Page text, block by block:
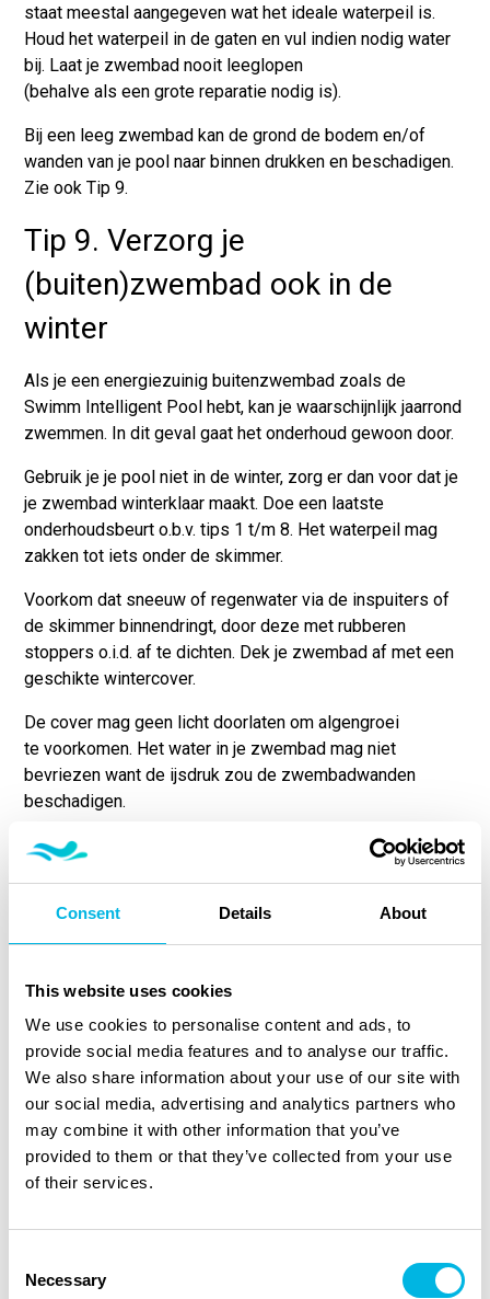
Consent Details About
This website uses cookies
We use cookies to personalise content and ads, to
provide social media features and to analyse our traffic.
We also share information about your use of our site with
our social media, advertising and analytics partners who
may combine it with other information that you’ve
provided to them or that they’ve collected from your use
of their services.
Selection
Necessary
staat meestal aangegeven wat het ideale waterpeil is.
Houd het waterpeil in de gaten en vul indien nodig water
bij. Laat je zwembad nooit leeglopen
(behalve als een grote reparatie nodig is).
Bij een leeg zwembad kan de grond de bodem en/of
wanden van je pool naar binnen drukken en beschadigen.
Zie ook Tip 9.
Tip 9. Verzorg je
(buiten)zwembad ook in de
winter
Als je een energiezuinig buitenzwembad zoals de
Swimm Intelligent Pool hebt, kan je waarschijnlijk jaarrond
zwemmen. In dit geval gaat het onderhoud gewoon door.
Gebruik je je pool niet in de winter, zorg er dan voor dat je
je zwembad winterklaar maakt. Doe een laatste
onderhoudsbeurt o.b.v. tips 1 t/m 8. Het waterpeil mag
zakken tot iets onder de skimmer.
Voorkom dat sneeuw of regenwater via de inspuiters of
de skimmer binnendringt, door deze met rubberen
stoppers o.i.d. af te dichten. Dek je zwembad af met een
geschikte wintercover.
De cover mag geen licht doorlaten om algengroei
te voorkomen. Het water in je zwembad mag niet
bevriezen want de ijsdruk zou de zwembadwanden
beschadigen.
Als je het water niet tot rond 10°C wilt blijven verwarmen,
gebruik je zogenaamde overwinteringsvlotters. Die zijn
dan ook de leidingen leeglopen om schade door vorst te
vermijden.
Tip 10. Ga voor een klein en
duurzaam zwembad
De stappen die je volgt om een zwembad te verzorgen
zijn altijd dezelfde.
Ook de onderhoudsintervallen verschillen niet zo heel
veel. Hoeveel tijd je per keer moet besteden verschilt wel
zwemoppervlak. Een klein enduurzaamzwembad is dus